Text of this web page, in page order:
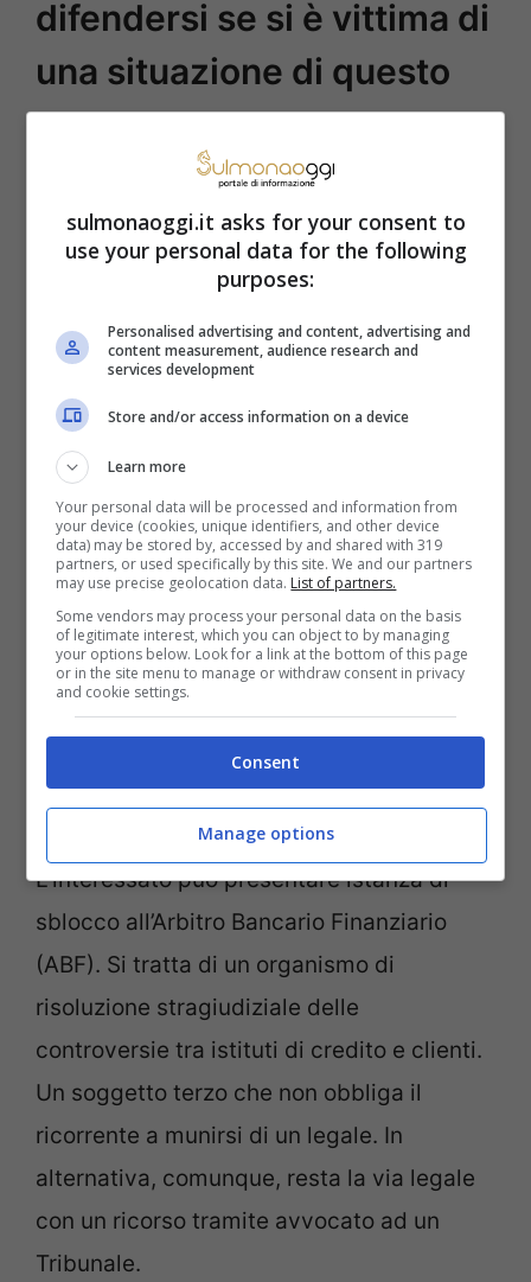
difendersi se si è vittima di
una situazione di questo
genere
Ti hanno impedito di effettuare operazioni
sul tuo conto corrente perché c’è un
pignoramento a causa del cointestatario?
Lo sai che la banca deve sbloccare il conto
corrente in un modo o nell’altro?
Effettivamente le regole parlano chiaro.
Ma è anche vero che non sempre però le
banche seguono questa regola. Anzi, il più
delle volte, se un conto corrente finisce
nelle grinfie di un’ordinanza di
pignoramento, viene congelato l’intero
conto corrente. In casi di questo genere, si
deve adoperare il contribuente interessato
dal provvedimento di pignoramento, pur
non c’entrando nulla con ildebitoda cui
scaturisce il pignoramento stesso.
L’interessato può presentare istanza di
sblocco all’Arbitro Bancario Finanziario
(ABF). Si tratta di un organismo di
risoluzione stragiudiziale delle
controversie tra istituti di credito e clienti.
Un soggetto terzo che non obbliga il
ricorrente a munirsi di un legale. In
alternativa, comunque, resta la via legale
con un ricorso tramite avvocato ad un
Tribunale.
sulmonaoggi.it asks for your consent to
use your personal data for the following
purposes:
Personalised advertising and content, advertising and
content measurement, audience research and
services development
Store and/or access information on a device
Learn more
Your personal data will be processed and information from
your device (cookies, unique identifiers, and other device
data) may be stored by, accessed by and shared with 319
partners, or used specifically by this site. We and our partners
may use precise geolocation data. List of partners.
Some vendors may process your personal data on the basis
of legitimate interest, which you can object to by managing
your options below. Look for a link at the bottom of this page
or in the site menu to manage or withdraw consent in privacy
and cookie settings.
Consent
Manage options